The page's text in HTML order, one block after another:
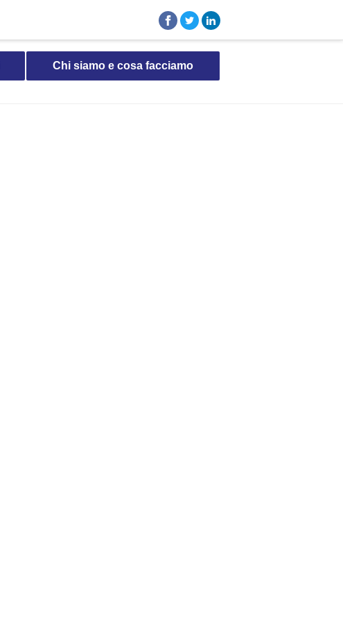
Chi siamo e cosa facciamo